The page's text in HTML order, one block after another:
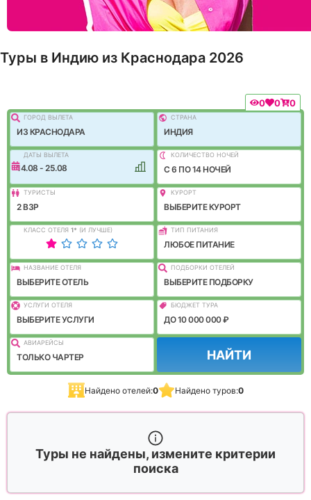
Туры в Индию из Краснодара 2026
0 0 0
ГОРОД ВЫЛEТА
ИЗ КРАСНОДАРА
СТРАНА
ИНДИЯ
ДАТЫ ВЫЛЕТА
14.08 - 25.08
КОЛИЧЕСТВО НОЧЕЙ
C 6 ПО 14 НОЧЕЙ
ТУРИСТЫ
2 ВЗР
КУРОРТ
ВЫБЕРИТЕ КУРОРТ
КЛАСС ОТЕЛЯ 1* (И ЛУЧШЕ) ТИП ПИТАНИЯ
ЛЮБОЕ ПИТАНИЕ
НАЗВАНИЕ ОТЕЛЯ
ВЫБЕРИТЕ ОТЕЛЬ
ПОДБОРКИ ОТЕЛЕЙ
ВЫБЕРИТЕ ПОДБОРКУ
УСЛУГИ ОТЕЛЯ
ВЫБЕРИТЕ УСЛУГИ
БЮДЖЕТ ТУРА
ДО 10 000 000 ₽
АВИАРЕЙСЫ
ТОЛЬКО ЧАРТЕР НАЙТИ
Найдено отелей:0 Найдено туров:0
Туры не найдены, измените критерии
поиска